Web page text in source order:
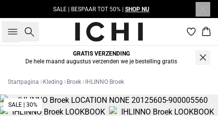
SALE | BESPAAR TOT 50% | SHOP NU
Zoeken
GRATIS VERZENDING
De hele maand augustus verzenden we je bestelling gratis
Startpagina Kleding Broek IHLINNO Broek
SALE | 30%